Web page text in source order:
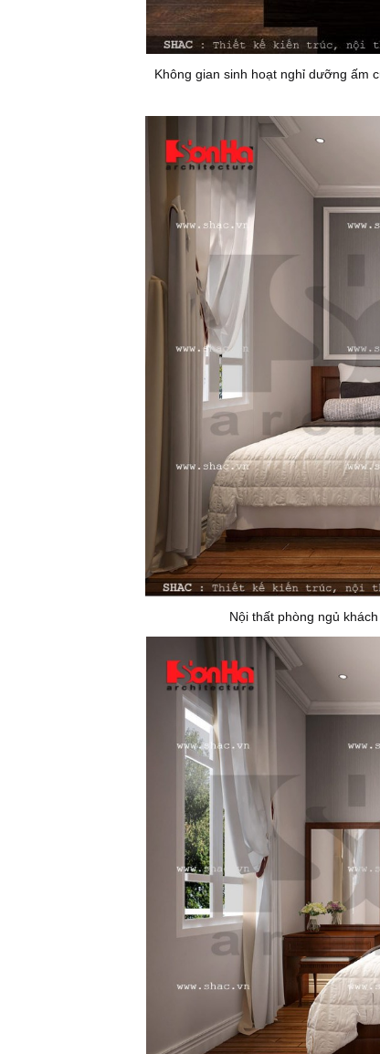
Không gian sinh hoạt nghỉ dưỡng ấm
Nội thất phòng ngủ